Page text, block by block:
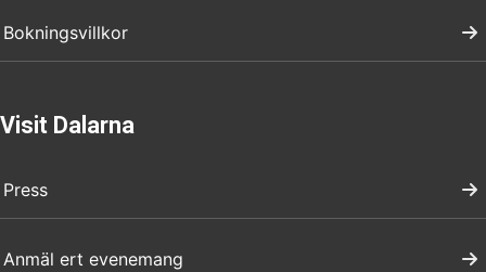
Bokningsvillkor
Visit Dalarna
Press
Anmäl ert evenemang